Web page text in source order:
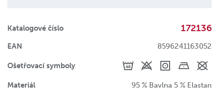
Katalogové číslo 172136
EAN 8596241163052
Ošetřovací symboly
Materiál
95 % Bavlna 5 % Elastan